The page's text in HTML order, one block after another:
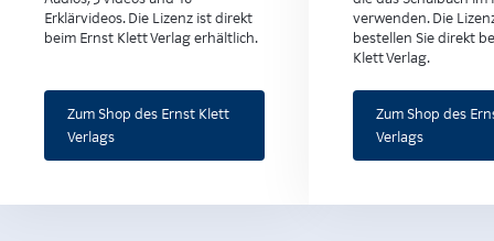
Erklärvideos. Die Lizenz ist direkt
beim Ernst Klett Verlag erhältlich.
Zum Shop des Ernst Klett
Verlags
verwenden. Die
bestellen Sie direkt
Klett Verlag.
Zum Shop des
Verlags